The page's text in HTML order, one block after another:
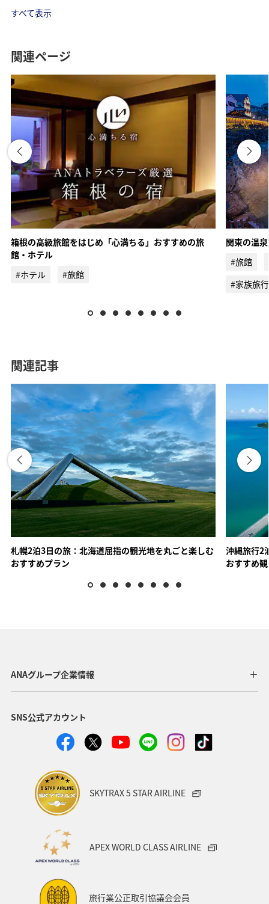
ANAトラベラーズ厳選 鬼怒川
ANAトラベラーズ厳選 伊香保
甲信越エリア
ANAトラベラーズ厳選 軽井沢 ANAトラベラーズ厳選 河口湖
ANAトラベラーズ厳選 石和
北陸・東海エリア
ANAトラベラーズ厳選 あわら ANAトラベラーズ厳選 飛騨
ANAトラベラーズ厳選 有馬
湯村
ANAトラベラーズ厳選 京丹後 ANAトラベラーズ厳選 白浜
すべて表示
関連ページ
箱根の高級旅館をはじめ「心満ちる」おすすめの旅
館・ホテル
#ホテル
#旅館
関東の温
#旅館
#家族旅行
関連記事
札幌2泊3日の旅：北海道屈指の観光地を丸ごと楽しむ
おすすめプラン
沖縄旅行2
おすすめ
ANAグループ企業情報
SNS公式アカウント
SKYTRAX 5 STAR AIRLINE
APEX WORLD CLASS AIRLINE
旅行業公正取引協議会会員